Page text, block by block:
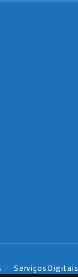
Serviços Digitais